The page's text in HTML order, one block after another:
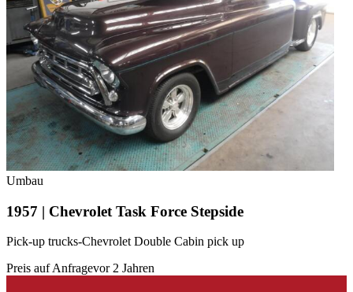
Umbau
1957 | Chevrolet Task Force Stepside
Pick-up trucks-Chevrolet Double Cabin pick up
Preis auf Anfragevor 2 Jahren